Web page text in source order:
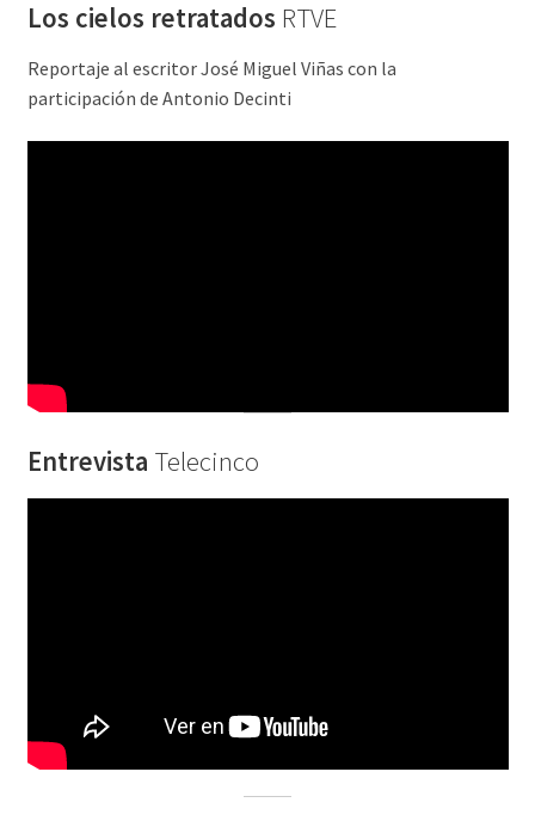
Los cielos retratados RTVE
Reportaje al escritor José Miguel Viñas con la
participación de Antonio Decinti
Entrevista Telecinco